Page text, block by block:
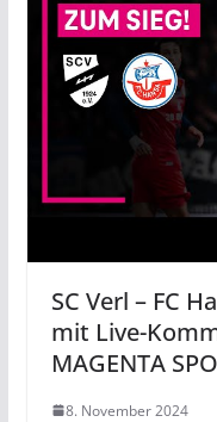
SC Verl – FC
mit Live-
MAGENTA
8. November 2024